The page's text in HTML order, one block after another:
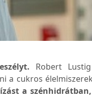
Robert
a cukros
a